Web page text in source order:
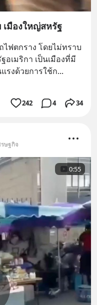
เมืองใหญ่สหรัฐ
ไฟตกราง โดยไม่ทราบ
อเมริกา เป็นเมืองที่มี
รงด้วยการใช้ก...
242 4 34
ษฐกิจ
0:55